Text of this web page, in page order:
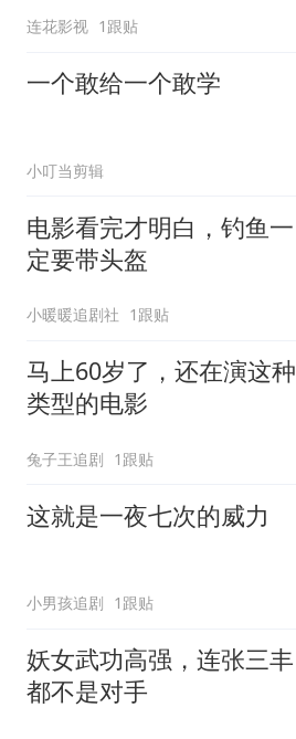
连花影视 1跟贴
一个敢给一个敢学
小叮当剪辑
电影看完才明白，钓鱼一
定要带头盔
小暖暖追剧社 1跟贴
马上60岁了，还在演这种
类型的电影
兔子王追剧 1跟贴
这就是一夜七次的威力
小男孩追剧 1跟贴
妖女武功高强，连张三丰
都不是对手